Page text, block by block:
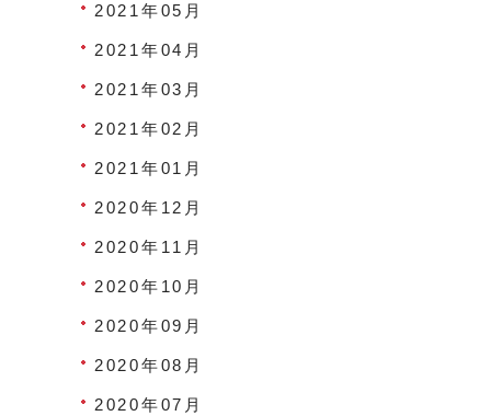
2021年05月
2021年04月
2021年03月
2021年02月
2021年01月
2020年12月
2020年11月
2020年10月
2020年09月
2020年08月
2020年07月